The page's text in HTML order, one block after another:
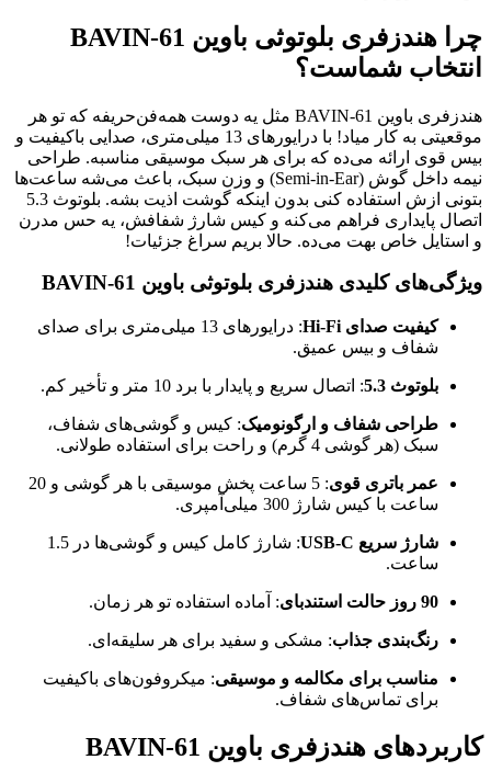
چرا هندزفری بلوتوثی باوین BAVIN-61
انتخاب شماست؟
هندزفری باوین BAVIN-61 مثل یه دوست همه‌فن‌حریفه که تو هر
موقعیتی به کار میاد! با درایورهای 13 میلی‌متری، صدایی باکیفیت و
بیس قوی ارائه می‌ده که برای هر سبک موسیقی مناسبه. طراحی
نیمه داخل گوش (Semi-in-Ear) و وزن سبک، باعث می‌شه ساعت‌ها
بتونی ازش استفاده کنی بدون اینکه گوشت اذیت بشه. بلوتوث 5.3
اتصال پایداری فراهم می‌کنه و کیس شارژ شفافش، یه حس مدرن
و استایل خاص بهت می‌ده. حالا بریم سراغ جزئیات!
ویژگی‌های کلیدی هندزفری بلوتوثی باوین BAVIN-61
کیفیت صدای Hi-Fi
: درایورهای 13 میلی‌متری برای صدای
شفاف و بیس عمیق.
بلوتوث 5.3 : اتصال سریع و پایدار با برد 10 متر و تأخیر کم.
طراحی شفاف و ارگونومیک: کیس و گوشی‌های شفاف،
سبک (هر گوشی 4 گرم) و راحت برای استفاده طولانی.
عمر باتری قوی
: 5 ساعت پخش موسیقی با هر گوشی و 20
ساعت با کیس شارژ 300 میلی‌آمپری.
شارژ سریع USB-C
: شارژ کامل کیس و گوشی‌ها در 1.5
ساعت.
90 روز حالت استندبای : آماده استفاده تو هر زمان.
رنگ‌بندی جذاب: مشکی و سفید برای هر سلیقه‌ای.
مناسب برای مکالمه و موسیقی: میکروفون‌های باکیفیت
برای تماس‌های شفاف.
کاربردهای هندزفری باوین BAVIN-61